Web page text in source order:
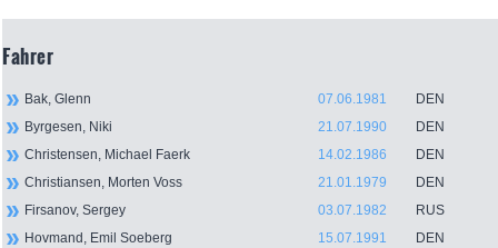
Fahrer
Bak, Glenn 07.06.1981
DEN
Byrgesen, Niki
21.07.1990
DEN
Christensen, Michael Faerk
14.02.1986
DEN
Christiansen, Morten Voss
21.01.1979
DEN
Firsanov, Sergey
03.07.1982
RUS
Hovmand, Emil Soeberg
15.07.1991
DEN